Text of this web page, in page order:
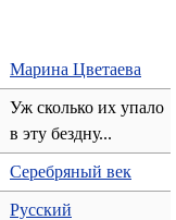
Марина Цветаева
Уж сколько их упало
в эту бездну...
Серебряный век
Русский